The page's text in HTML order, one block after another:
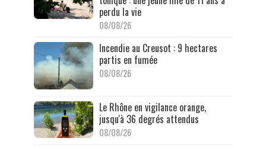
perdu la vie
08/08/26
Incendie au Creusot : 9 hectares
partis en fumée
08/08/26
Le Rhône en vigilance orange,
jusqu'à 36 degrés attendus
08/08/26